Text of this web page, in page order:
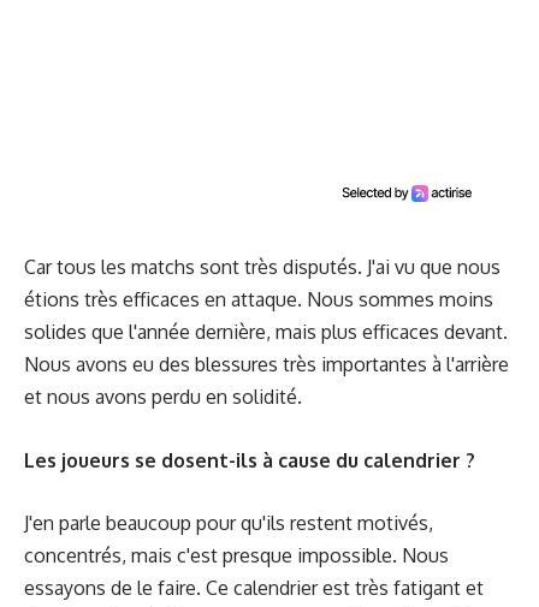
Car tous les matchs sont très disputés. J'ai vu que nous
étions très efficaces en attaque. Nous sommes moins
solides que l'année dernière, mais plus efficaces devant.
Nous avons eu des blessures très importantes à l'arrière
et nous avons perdu en solidité.
Les joueurs se dosent-ils à cause du calendrier ?
J'en parle beaucoup pour qu'ils restent motivés,
concentrés, mais c'est presque impossible. Nous
essayons de le faire. Ce calendrier est très fatigant et